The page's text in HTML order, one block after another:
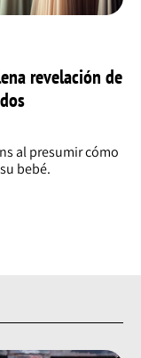
revelación de
al presumir cómo
bebé.